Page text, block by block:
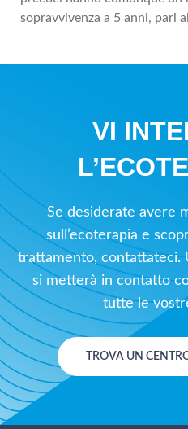
sopravvivenza a 5 anni, pari
VI
Se desiderate avere
sull’ecoterapia e
trattamento, contattateci.
si metterà in contatto
tutte le
TROVA UN